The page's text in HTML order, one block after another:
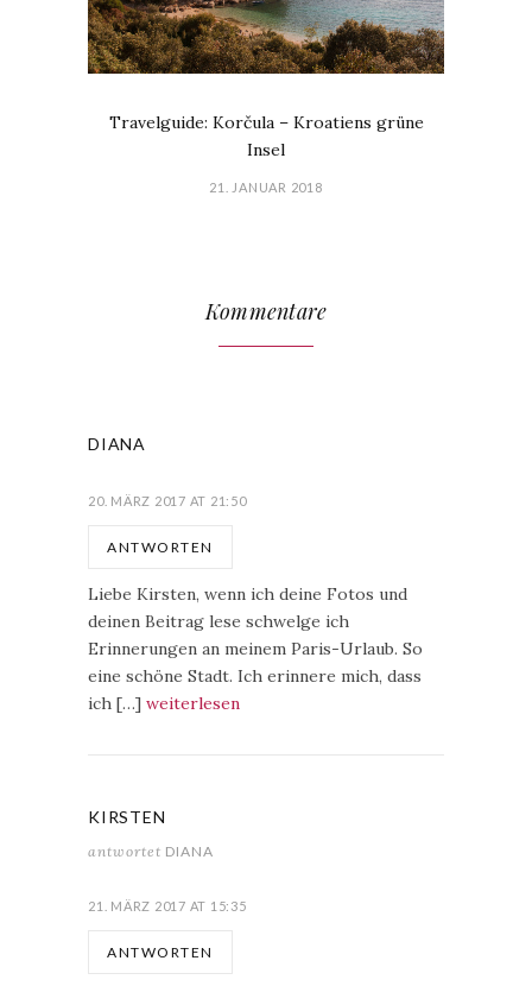
Travelguide: Korčula – Kroatiens grüne
Insel
21. JANUAR 2018
Kommentare
DIANA
20. MÄRZ 2017 AT 21:50
ANTWORTEN
Liebe Kirsten, wenn ich deine Fotos und
deinen Beitrag lese schwelge ich
Erinnerungen an meinem Paris-Urlaub. So
eine schöne Stadt. Ich erinnere mich, dass
ich […] weiterlesen
KIRSTEN
antwortet DIANA
21. MÄRZ 2017 AT 15:35
ANTWORTEN